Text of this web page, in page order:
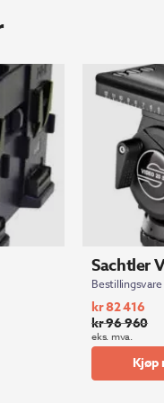
Sachtler
Bestillingsvare
kr96 960
Opprinnelig
pris
kr82 416
Nåværende
pris
eks. mva.
Kjøp